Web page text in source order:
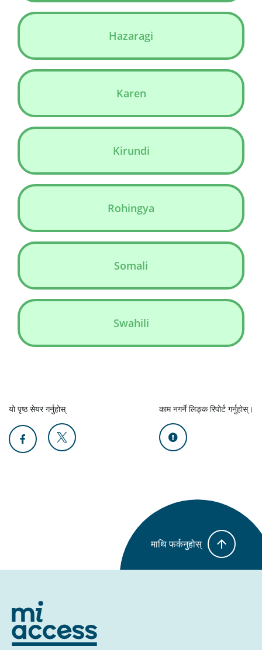
Hazaragi
Karen
Kirundi
Rohingya
Somali
Swahili
यो पृष्ठ सेयर गर्नुहोस् काम नगर्ने लिङ्क रिपोर्ट गर्नुहोस्।
माथि फर्कनुहोस्